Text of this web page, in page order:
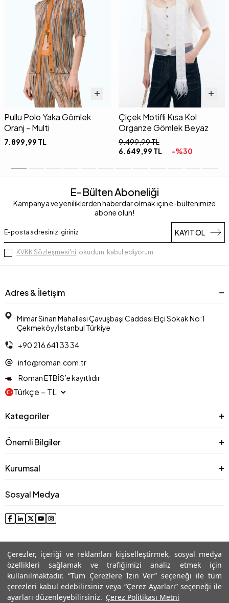
Çerezler, içeriği ve reklamları kişiselleştirmek, sosyal medya
özellikleri sağlamak ve trafiğimizi analiz etmek için
kullanılmaktadır. “Tüm Çerezlere İzin Ver” seçeneği ile tüm
çerezleri kabul edebilirsiniz veya “Çerez Ayarları” seçeneği ile
ayarları düzenleyebilirsiniz. Çerez Politikası Metni
Pullu Polo Yaka Gömlek
Oranj - Multi
7.899,99 TL
Çiçek Motifli Kısa Kol
Organze Gömlek Beyaz
9.499,99TL
6.649,99 TL -%30
E-Bülten Aboneliği
Kampanya ve yeniliklerden haberdar olmak için e-bültenimize
abone olun!
KAYIT OL
KVKK Sözleşmesi'ni , okudum, kabul ediyorum.
Adres & İletişim
Mimar Sinan Mahallesi Çavuşbaşı Caddesi Elçi Sokak No:1
Çekmeköy/İstanbul Türkiye
+90 216 641 33 34
info@roman.com.tr
Roman ETBİS’e kayıtlıdır
Türkçe − TL
Kategoriler
Önemli Bilgiler
Kurumsal
Sosyal Medya
© 2025 Roman® Tüm Hakları Saklıdır, İzinsiz kullanılamaz